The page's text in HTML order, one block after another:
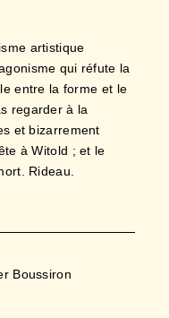
artistique
qui réfute la
entre la forme et le
regarder à la
et bizarrement
à Witold ; et le
Rideau.
Boussiron